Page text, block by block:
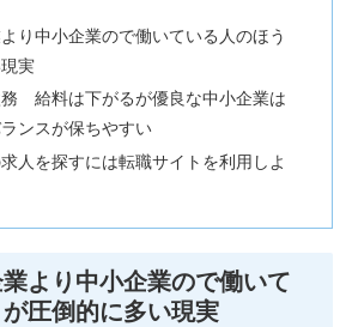
り中小企業ので働いている人のほう
実
給料は下がるが優良な中小企業は
ンスが保ちやすい
人を探すには転職サイトを利用しよ
より中小企業ので働いて
圧倒的に多い現実